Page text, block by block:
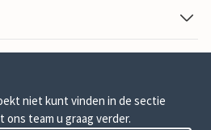
niet kunt vinden in de sectie
team u graag verder.